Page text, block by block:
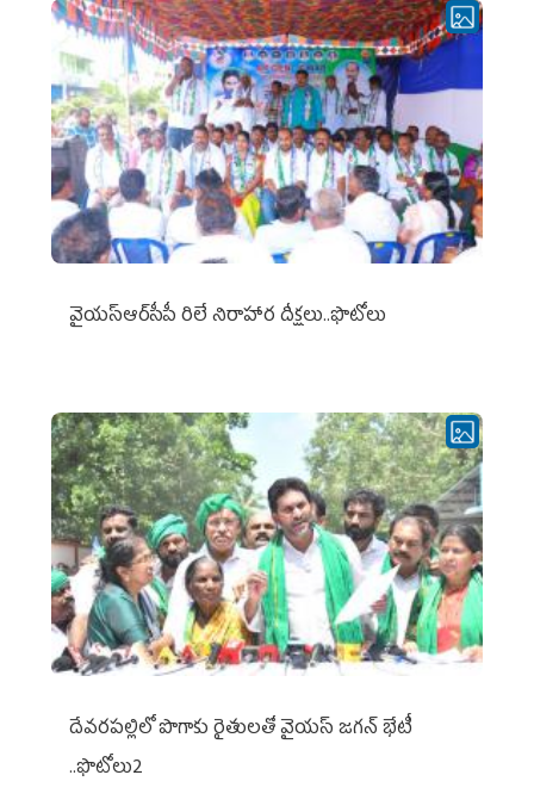
వైయ‌స్ఆర్‌సీపీ రిలే నిరాహార దీక్షలు..ఫొటోలు
దేవరపల్లిలో పొగాకు రైతులతో వైయస్ జగన్ భేటీ
..ఫొటోలు2